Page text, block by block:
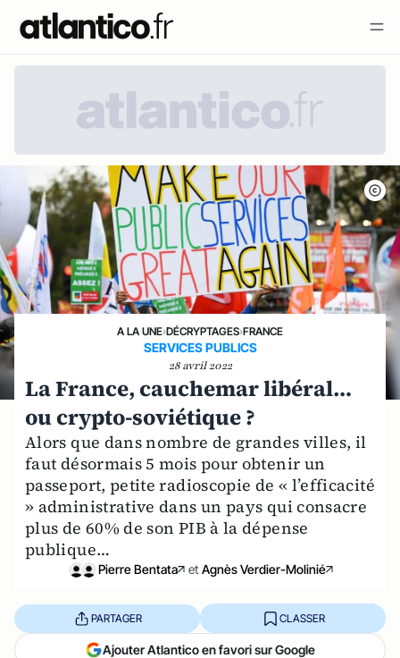
A LA UNE›DÉCRYPTAGES›FRANCE
SERVICES PUBLICS
28 avril 2022
La France, cauchemar libéral…
ou crypto-soviétique ?
Alors que dans nombre de grandes villes, il
faut désormais 5 mois pour obtenir un
passeport, petite radioscopie de « l’efficacité
» administrative dans un pays qui consacre
plus de 60% de son PIB à la dépense
publique…
Pierre Bentata et Agnès Verdier-Molinié
PARTAGER CLASSER
Ajouter Atlantico en favori sur Google